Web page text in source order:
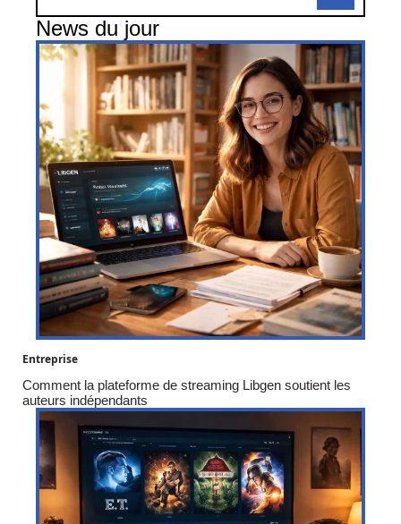
News du jour
Entreprise
Comment la plateforme de streaming Libgen soutient les
auteurs indépendants